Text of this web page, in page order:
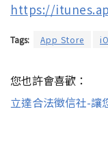
https://
Tags: App Store
您也許會喜歡：
立達合法徵信社-讓